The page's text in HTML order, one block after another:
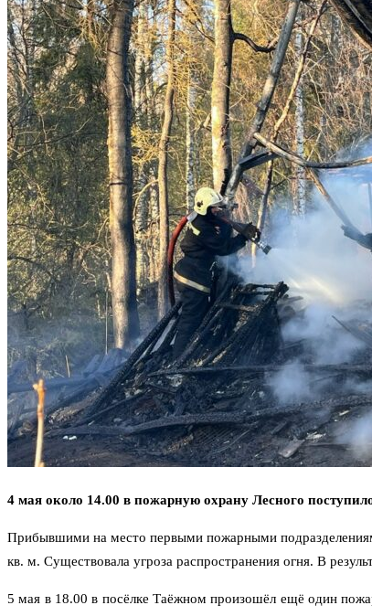
4 мая около 14.00 в пожарную охрану Лесного
Прибывшими на место первыми пожарными
кв. м. Существовала угроза распространения огня. В
5 мая в 18.00 в посёлке Таёжном произошёл ещё один